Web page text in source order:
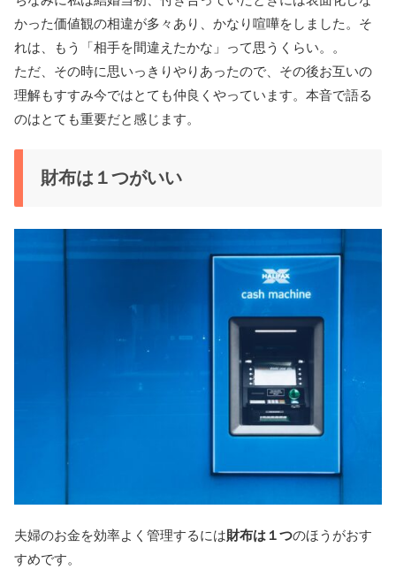
かった価値観の相違が多々あり、かなり喧嘩をしました。そ
れは、もう「相手を間違えたかな」って思うくらい。。
ただ、その時に思いっきりやりあったので、その後お互いの
理解もすすみ今ではとても仲良くやっています。本音で語る
のはとても重要だと感じます。
財布は１つがいい
夫婦のお金を効率よく管理するには財布は１つのほうがおす
すめです。